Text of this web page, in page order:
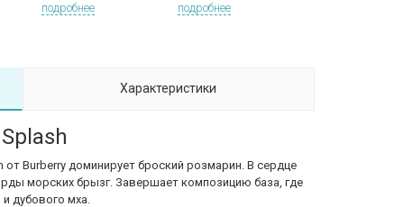
подробнее
подробнее
Характеристики
от Burberry доминирует броский розмарин. В сердце
морских брызг. Завершает композицию база, где
дубового мха.